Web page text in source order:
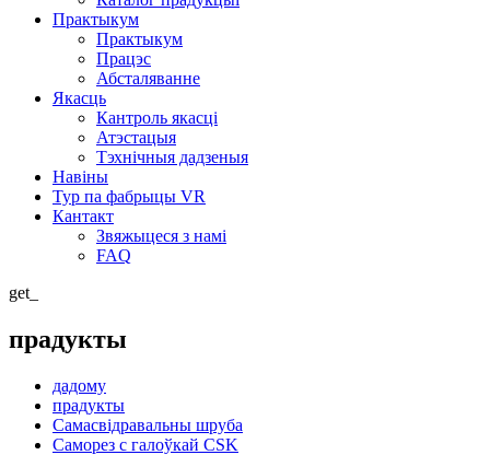
Практыкум
Практыкум
Працэс
Абсталяванне
Якасць
Кантроль якасці
Атэстацыя
Тэхнічныя дадзеныя
Навіны
Тур па фабрыцы VR
Кантакт
Звяжыцеся з намі
FAQ
get_
прадукты
дадому
прадукты
Самасвідравальны шруба
Саморез с галоўкай CSK